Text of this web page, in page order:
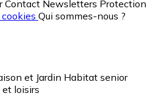
Contact Newsletters Protection
Qui sommes-nous ?
et Jardin Habitat senior
et loisirs